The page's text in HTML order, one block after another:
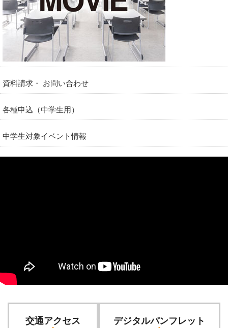
資料請求・ お問い合わせ
各種申込（中学生用）
中学生対象イベント情報
交通アクセス デジタルパンフレット